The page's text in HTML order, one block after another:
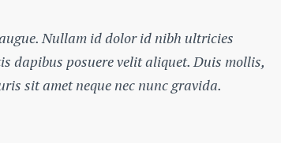
Nullam id dolor id nibh ultricies
dapibus posuere velit aliquet. Duis mollis,
sit amet neque nec nunc gravida.